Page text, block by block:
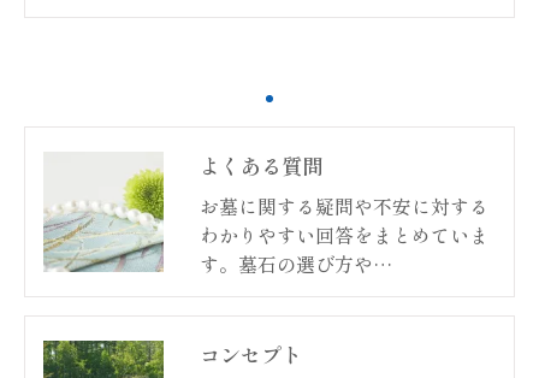
よくある質問
お墓に関する疑問や不安に対する
わかりやすい回答をまとめていま
す。墓石の選び方や…
コンセプト